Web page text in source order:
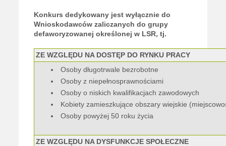
Konkurs dedykowany jest wyłącznie do
Wnioskodawców zaliczanych do grupy
defaworyzowanej określonej w LSR, tj.
ZE WZGLĘDU NA DOSTĘP DO RYNKU PRACY
Osoby długotrwale bezrobotne
Osoby z niepełnosprawnościami
Osoby o niskich kwalifikacjach zawodowych
Kobiety zamieszkujące obszary wiejskie
Osoby powyżej 50 roku życia
ZE WZGLĘDU NA DYSFUNKCJE SPOŁECZNE